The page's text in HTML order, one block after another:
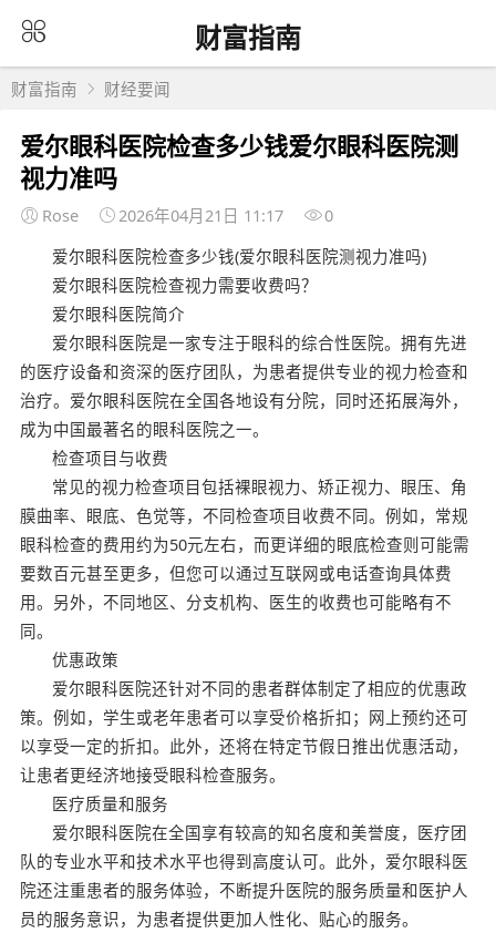
财富指南
财富指南 财经要闻
爱尔眼科医院检查多少钱爱尔眼科医院测
视力准吗
Rose 2026年04月21日 11:17
0
爱尔眼科医院检查多少钱(爱尔眼科医院测视力准吗)
爱尔眼科医院检查视力需要收费吗？
爱尔眼科医院简介
爱尔眼科医院是一家专注于眼科的综合性医院。拥有先进
的医疗设备和资深的医疗团队，为患者提供专业的视力检查和
治疗。爱尔眼科医院在全国各地设有分院，同时还拓展海外，
成为中国最著名的眼科医院之一。
检查项目与收费
常见的视力检查项目包括裸眼视力、矫正视力、眼压、角
膜曲率、眼底、色觉等，不同检查项目收费不同。例如，常规
眼科检查的费用约为50元左右，而更详细的眼底检查则可能需
要数百元甚至更多，但您可以通过互联网或电话查询具体费
用。另外，不同地区、分支机构、医生的收费也可能略有不
同。
优惠政策
爱尔眼科医院还针对不同的患者群体制定了相应的优惠政
策。例如，学生或老年患者可以享受价格折扣；网上预约还可
以享受一定的折扣。此外，还将在特定节假日推出优惠活动，
让患者更经济地接受眼科检查服务。
医疗质量和服务
爱尔眼科医院在全国享有较高的知名度和美誉度，医疗团
队的专业水平和技术水平也得到高度认可。此外，爱尔眼科医
院还注重患者的服务体验，不断提升医院的服务质量和医护人
员的服务意识，为患者提供更加人性化、贴心的服务。